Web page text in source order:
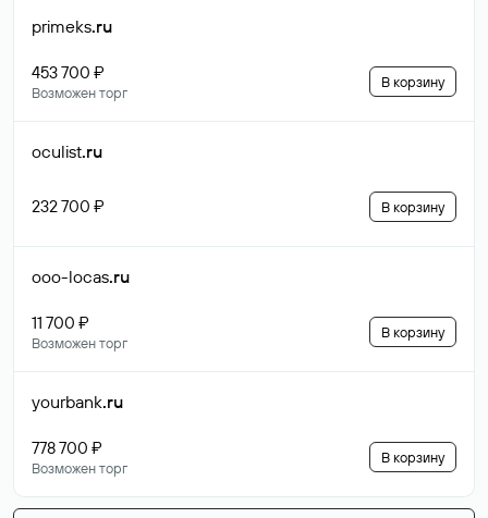
primeks.ru
453 700 ₽
Возможен торг
В корзину
oculist.ru
232 700 ₽ В корзину
ooo-locas.ru
11 700 ₽
Возможен торг
В корзину
yourbank.ru
778 700 ₽
Возможен торг
В корзину